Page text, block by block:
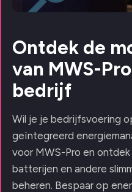
Ontdek de
van MWS-
bedrijf
Wil je je bedrijfsvoering
geïntegreerd
voor MWS-Pro en
batterijen en andere
beheren. Bespaar op